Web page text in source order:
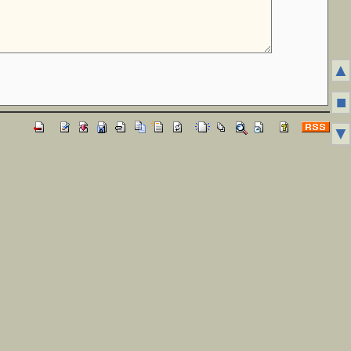
▲
■
▼